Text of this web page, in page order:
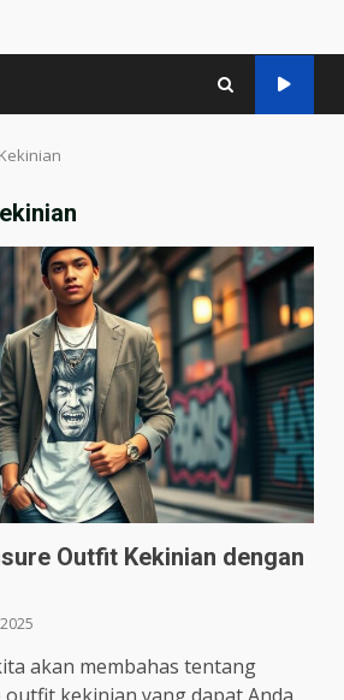
Outfit Kekinian dengan
akan membahas tentang